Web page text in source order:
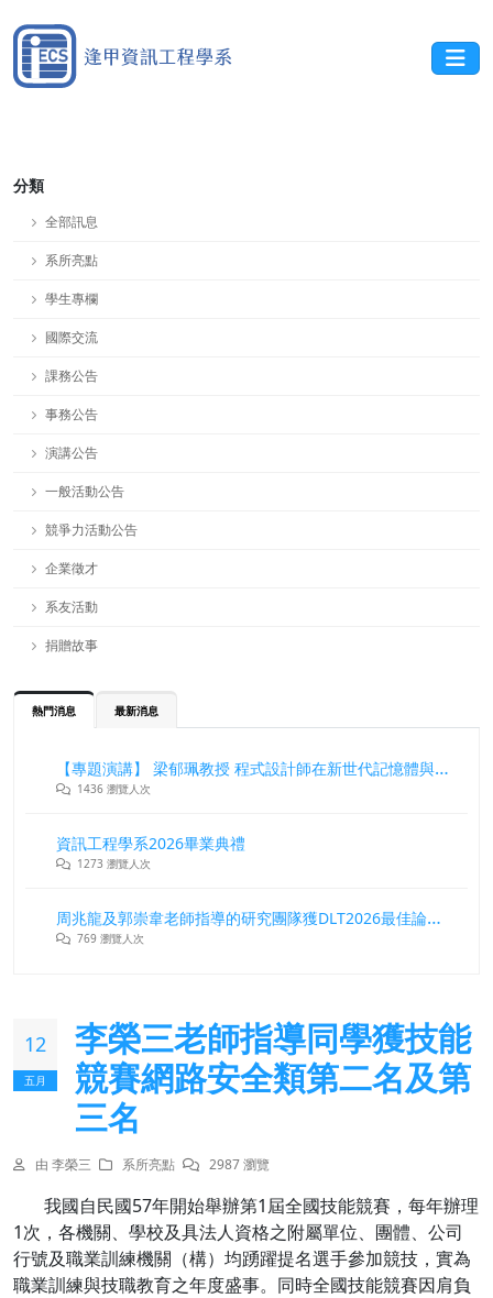
分類
全部訊息
系所亮點
學生專欄
國際交流
課務公告
事務公告
演講公告
一般活動公告
競爭力活動公告
企業徵才
系友活動
捐贈故事
熱門消息 最新消息
【專題演講】 梁郁珮教授 程式設計師在新世代記憶體與儲存系統中的角色與挑戰
1436 瀏覽人次
資訊工程學系2026畢業典禮
1273 瀏覽人次
周兆龍及郭崇韋老師指導的研究團隊獲DLT2026最佳論文獎
769 瀏覽人次
12
五月
李榮三老師指導同學獲技能
競賽網路安全類第二名及第
三名
由 李榮三 系所亮點 2987 瀏覽
我國自民國57年開始舉辦第1屆全國技能競賽，每年辦理
1次，各機關、學校及具法人資格之附屬單位、團體、公司
行號及職業訓練機關（構）均踴躍提名選手參加競技，實為
職業訓練與技職教育之年度盛事。同時全國技能競賽因肩負